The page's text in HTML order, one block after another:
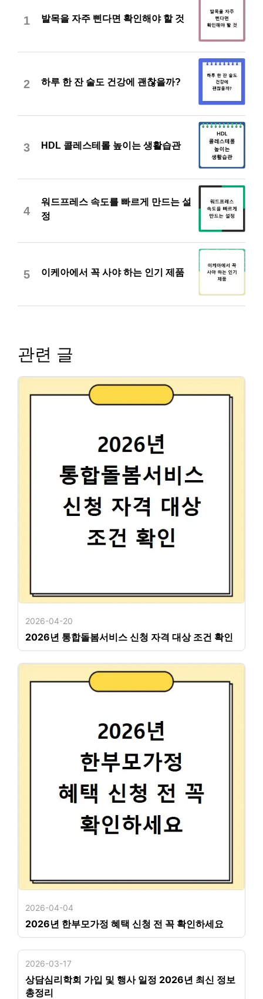
1 발목을 자주 삔다면 확인해야 할 것
2 하루 한 잔 술도 건강에 괜찮을까?
3 HDL 콜레스테롤 높이는 생활습관
4
워드프레스 속도를 빠르게 만드는 설
정
5 이케아에서 꼭 사야 하는 인기 제품
관련 글
2026-04-20
2026년 통합돌봄서비스 신청 자격 대상 조건 확인
2026-04-04
2026년 한부모가정 혜택 신청 전 꼭 확인하세요
2026-03-17
상담심리학회 가입 및 행사 일정 2026년 최신 정보
총정리